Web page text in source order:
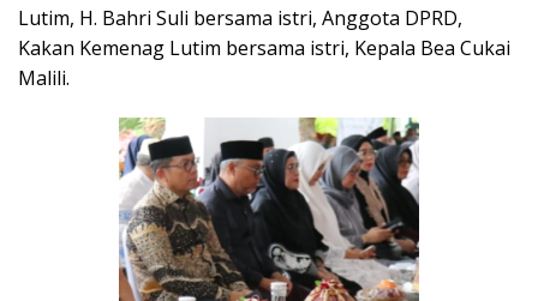
Lutim, H. Bahri Suli bersama istri, Anggota DPRD,
Kakan Kemenag Lutim bersama istri, Kepala Bea Cukai
Malili.